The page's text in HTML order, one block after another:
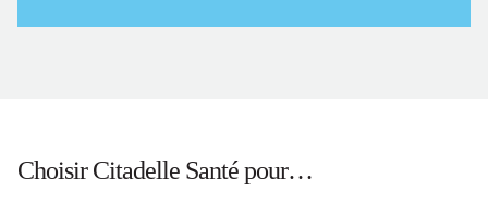
Choisir Citadelle Santé pour…